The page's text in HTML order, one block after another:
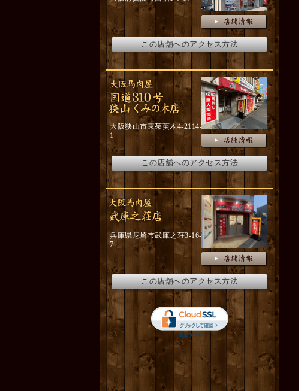
この店舗へのアクセス方法
大阪狭山市東茱萸木4-2114-
1
この店舗へのアクセス方法
兵庫県尼崎市武庫之荘3-16-
7
この店舗へのアクセス方法